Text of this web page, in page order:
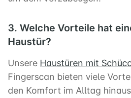
3. Welche Vorteile hat
Haustür?
Unsere Haustüren mit
Fingerscan bieten viele
den Komfort im Alltag